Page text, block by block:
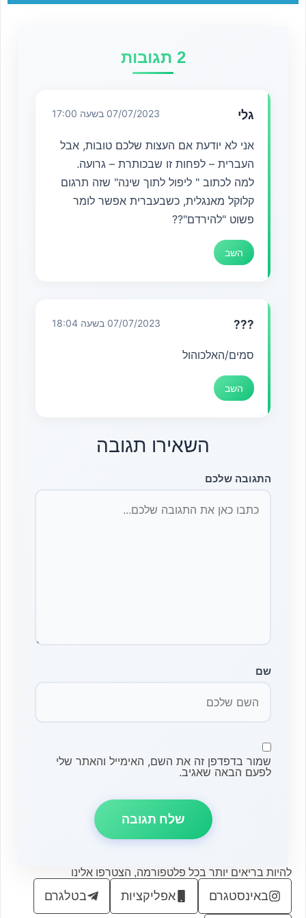
2 תגובות
גלי 07/07/2023 בשעה 17:00
אני לא יודעת אם העצות שלכם טובות, אבל
העברית – לפחות זו שבכותרת – גרועה.
למה לכתוב " ליפול לתוך שינה" שזה תרגום
קלוקל מאנגלית, כשבעברית אפשר לומר
פשוט "להירדם"??
השב
??? 07/07/2023 בשעה 18:04
סמים/האלכוהול
השב
השאירו תגובה
התגובה שלכם
שם
שמור בדפדפן זה את השם, האימייל והאתר שלי
לפעם הבאה שאגיב.
להיות בריאים יותר בכל פלטפורמה, הצטרפו אלינו
באינסטגרם אפליקציות בטלגרם